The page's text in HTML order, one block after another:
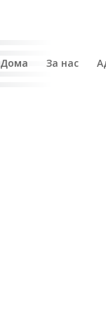
Дома За нас